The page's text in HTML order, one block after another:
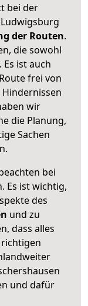
bei der
der Routen.
die sowohl
ist auch
frei von
wir
die Planung,
Sachen
bei
Es ist wichtig,
des
und zu
dass alles
und dafür